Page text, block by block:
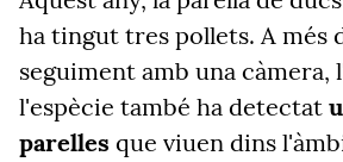
ha tingut tres pollets. A més
seguiment amb una càmera,
l'espècie també ha detectat
parelles que viuen dins